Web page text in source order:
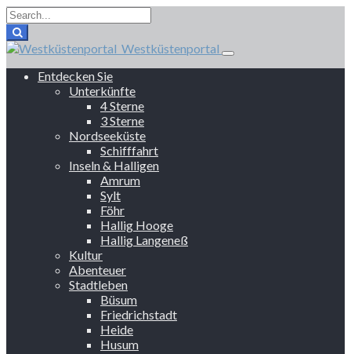
Westküstenportal
Entdecken Sie
Unterkünfte
4 Sterne
3 Sterne
Nordseeküste
Schifffahrt
Inseln & Halligen
Amrum
Sylt
Föhr
Hallig Hooge
Hallig Langeneß
Kultur
Abenteuer
Stadtleben
Büsum
Friedrichstadt
Heide
Husum